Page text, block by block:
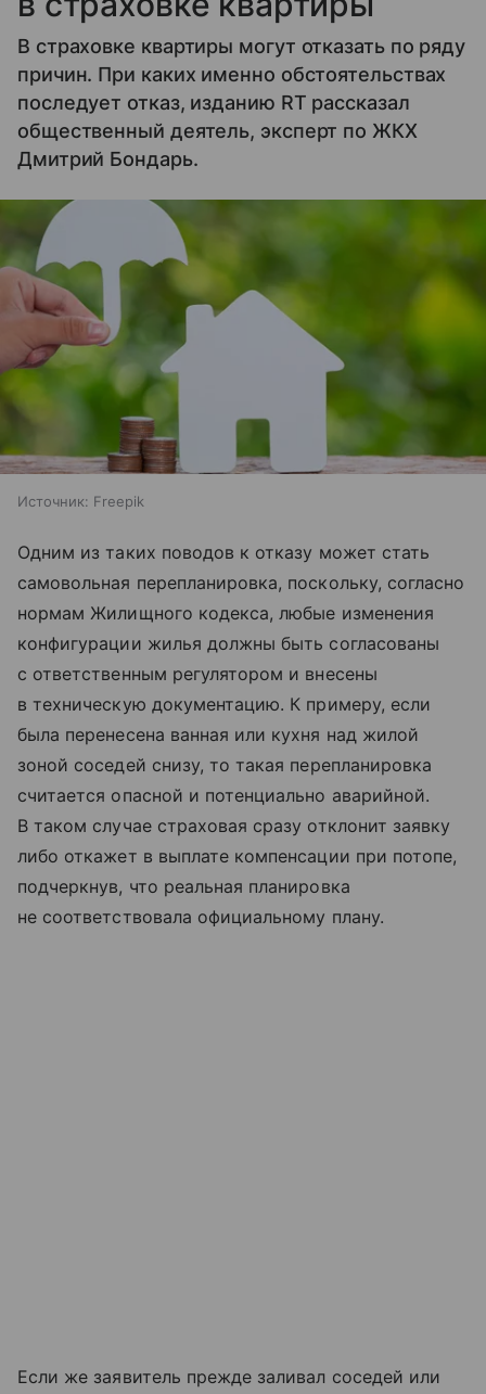
В страховке квартиры могут отказать по ряду
причин. При каких именно обстоятельствах
последует отказ, изданию RT рассказал
общественный деятель, эксперт по ЖКХ
Дмитрий Бондарь.
Источник: Freepik
Одним из таких поводов к отказу может стать
самовольная перепланировка, поскольку, согласно
нормам Жилищного кодекса, любые изменения
конфигурации жилья должны быть согласованы
с ответственным регулятором и внесены
в техническую документацию. К примеру, если
была перенесена ванная или кухня над жилой
зоной соседей снизу, то такая перепланировка
считается опасной и потенциально аварийной.
В таком случае страховая сразу отклонит заявку
либо откажет в выплате компенсации при потопе,
подчеркнув, что реальная планировка
не соответствовала официальному плану.
Если же заявитель прежде заливал соседей или